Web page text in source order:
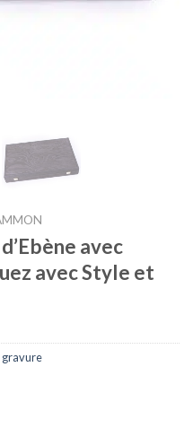
avec
avec Style et
gravure